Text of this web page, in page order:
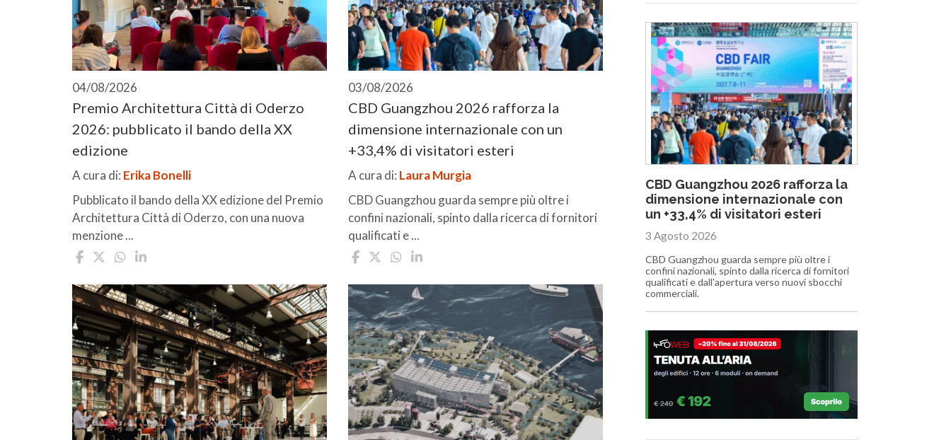
04/08/2026
Premio Architettura Città di Oderzo
2026: pubblicato il bando della XX
edizione
A cura di: Erika Bonelli
Pubblicato il bando della XX edizione del Premio
Architettura Città di Oderzo, con una nuova
menzione ...
03/08/2026
CBD Guangzhou 2026 rafforza la
dimensione internazionale con un
+33,4% di visitatori esteri
A cura di: Laura Murgia
CBD Guangzhou guarda sempre più oltre i
confini nazionali, spinto dalla ricerca di fornitori
qualificati e ...
CBD Guangzhou 2026 rafforza la
dimensione internazionale con
un +33,4% di visitatori esteri
3 Agosto 2026
CBD Guangzhou guarda sempre più oltre i
confini nazionali, spinto dalla ricerca di fornitori
qualificati e dall'apertura verso nuovi sbocchi
commerciali.